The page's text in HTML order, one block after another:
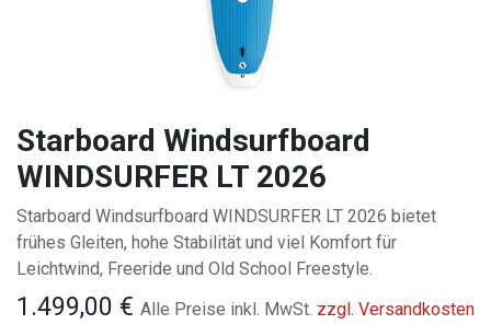
Starboard Windsurfboard
WINDSURFER LT 2026
Starboard Windsurfboard WINDSURFER LT 2026 bietet
frühes Gleiten, hohe Stabilität und viel Komfort für
Leichtwind, Freeride und Old School Freestyle.
1.499,00 € Alle Preise inkl. MwSt. zzgl. Versandkosten